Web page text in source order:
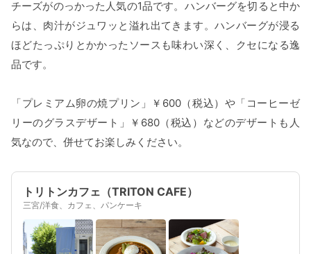
チーズがのっかった人気の1品です。ハンバーグを切ると中か
らは、肉汁がジュワッと溢れ出てきます。ハンバーグが浸る
ほどたっぷりとかかったソースも味わい深く、クセになる逸
品です。
「プレミアム卵の焼プリン」￥600（税込）や「コーヒーゼ
リーのグラスデザート」￥680（税込）などのデザートも人
気なので、併せてお楽しみください。
トリトンカフェ（TRITON CAFE）
三宮/洋食、カフェ、パンケーキ